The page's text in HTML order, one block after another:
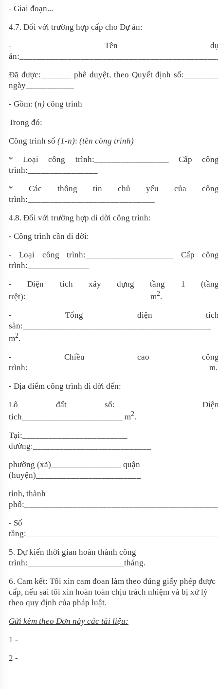
- Giai đoạn...
4.7. Đối với trường hợp cấp cho Dự án:
- Tên
án:
Đã được: _______phê duyệt, theo Quyết định số:
ngày
- Gồm: (n) công trình
Trong đó:
Công trình số (1-n): (tên công trình)
* Loại công trình:
Cấp
trình:
* Các thông tin chủ yếu của
trình:
4.8. Đối với trường hợp di dời công trình:
- Công trình cần di dời:
- Loại công trình:
Cấp
trình:
- Diện tích xây dựng tầng 1
trệt):
m2.
- Tổng diện
sàn:
m2.
- Chiều cao
trình:
m.
- Địa điểm công trình di dời đến:
Lô đất số:____________________
tích
m2.
Tại:________________________
đường:
phường (xã) ________________ quận
(huyện)
tỉnh, thành
phố:
- Số
tầng:
5. Dự kiến thời gian hoàn thành công
trình:
tháng.
6. Cam kết: Tôi xin cam đoan làm theo đúng giấy phép được
cấp, nếu sai tôi xin hoàn toàn chịu trách nhiệm và bị xử lý
theo quy định của pháp luật.
Gửi kèm theo Đơn này các tài liệu:
1 -
2 -